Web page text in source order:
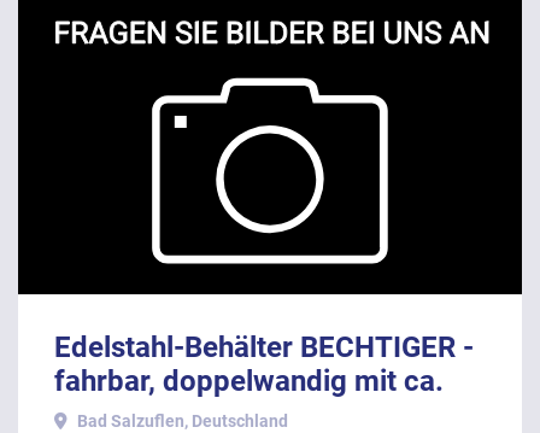
LÖSCHEN
Edelstahl-Behälter BECHTIGER -
fahrbar, doppelwandig mit ca.
Litern Inhalt.
Bad Salzuflen, Deutschland